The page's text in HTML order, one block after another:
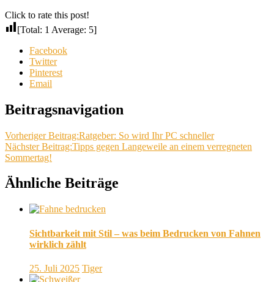
Click to rate this post!
[Total: 1 Average: 5]
Facebook
Twitter
Pinterest
Email
Beitragsnavigation
Vorheriger Beitrag:Ratgeber: So wird Ihr PC schneller
Nächster Beitrag:Tipps gegen Langeweile an einem verregneten
Sommertag!
Ähnliche Beiträge
Sichtbarkeit mit Stil – was beim Bedrucken von Fahnen
wirklich zählt
25. Juli 2025 Tiger